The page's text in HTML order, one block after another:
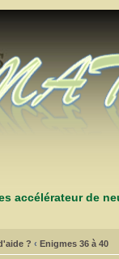
accélérateur de
? ‹ Enigmes 36 à 40